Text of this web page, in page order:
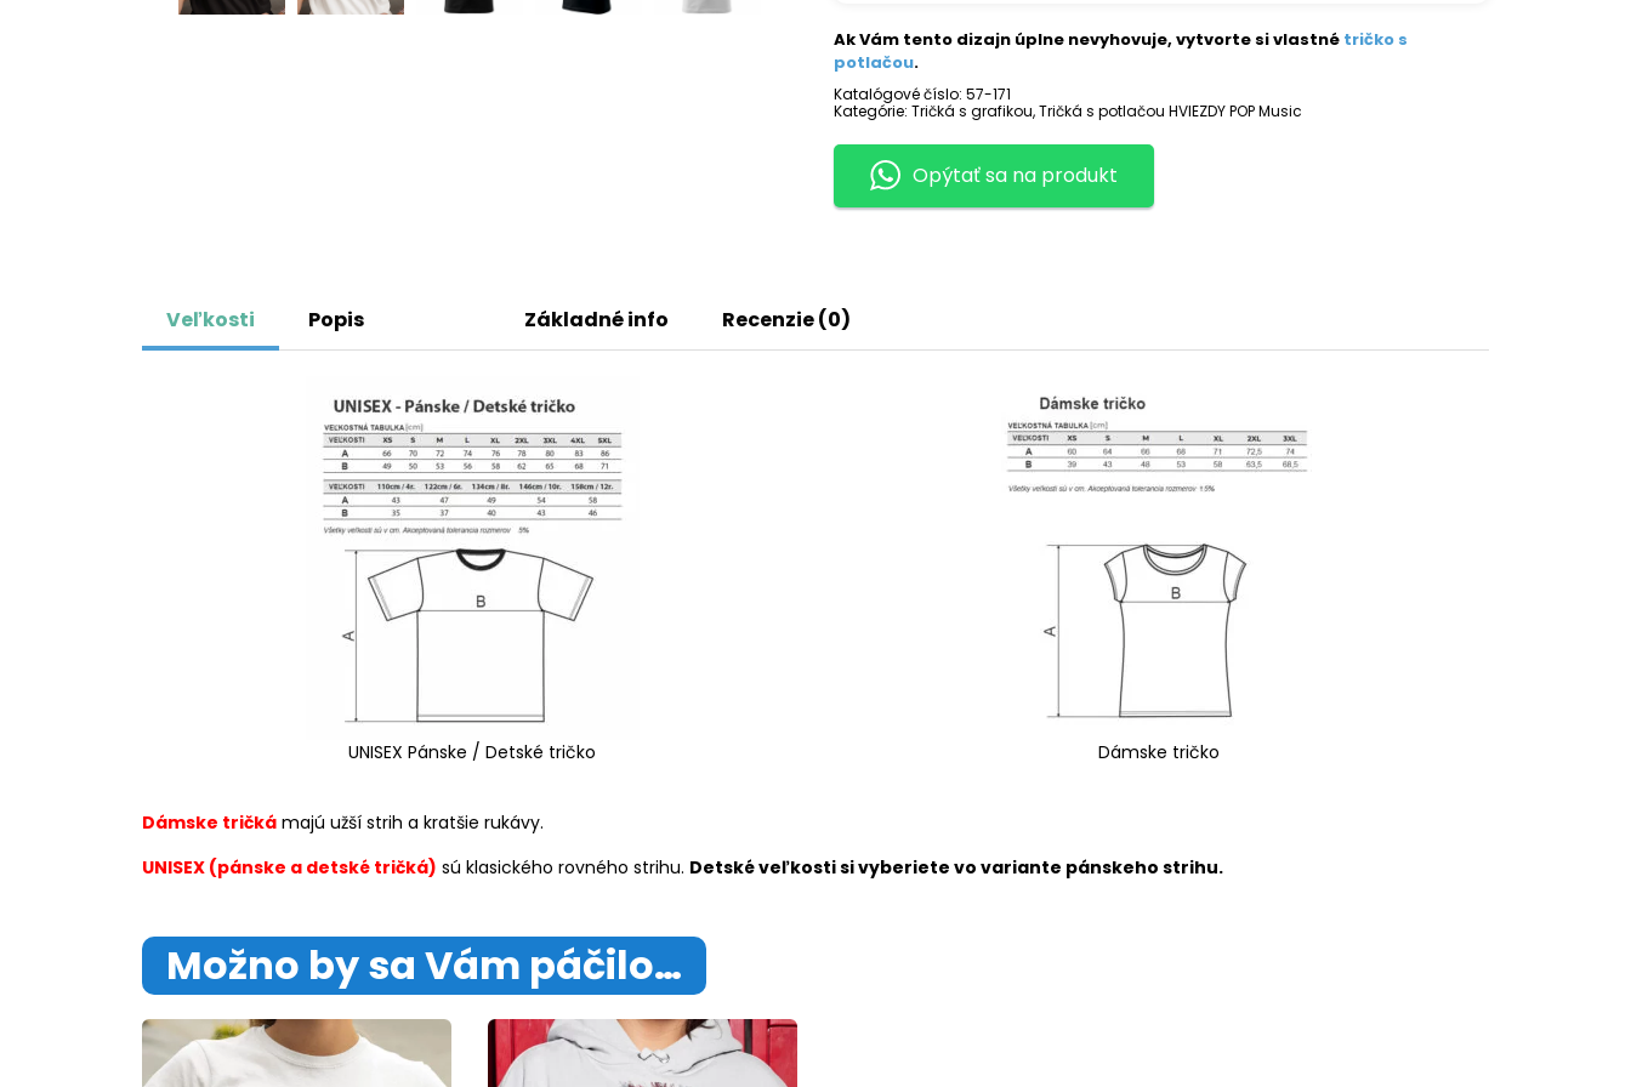
2
Ak Vám tento dizajn úplne nevyhovuje, vytvorte si vlastné tričko s
potlačou.
Katalógové číslo: 57-171
Kategórie: Tričká s grafikou,Tričká s potlačou HVIEZDY POP Music
Opýtať sa na produkt
Veľkosti Popis Základné info Recenzie (0)
UNISEX Pánske / Detské tričko Dámske tričko
Dámske tričká majú užší strih a kratšie rukávy.
UNISEX (pánske a detské tričká) sú klasického rovného strihu. Detské veľkosti si vyberiete vo variante pánskeho strihu.
Možno by sa Vám páčilo…